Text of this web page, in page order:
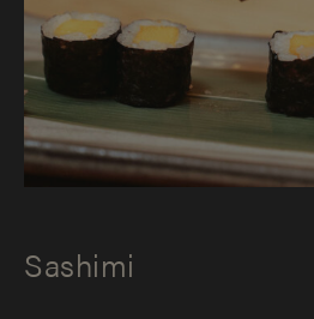
Sashimi